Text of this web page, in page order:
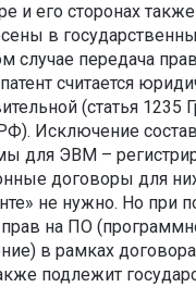
и его сторонах
в
случае передача
считается
(статья 1235
Исключение
для ЭВМ –
договоры для
не нужно. Но при
на ПО
в рамках
подлежит